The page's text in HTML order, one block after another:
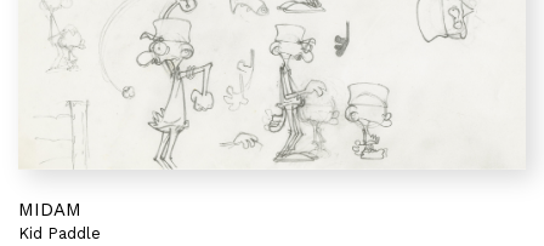
MIDAM
Kid Paddle